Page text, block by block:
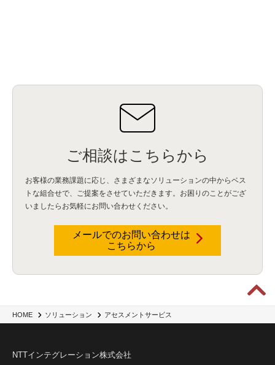
HOME ソリューション アセスメントサービス
ご相談はこちらから
お客様の業務課題に応じ、さまざまなソリューションの中からベス
トな組合せで、
ご提案をさせていただきます。お困りのことがござ
いましたらお気軽にお問い合わせください。
メールでのお問い合わせは
こちらから
NTTインテグレーション株式会社